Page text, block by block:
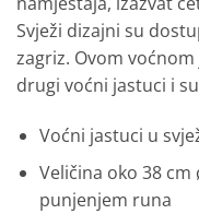
Svježi dizajni su
zagriz. Ovom
drugi voćni jastuci i
Voćni jastuci u
Veličina oko 38
punjenjem runa